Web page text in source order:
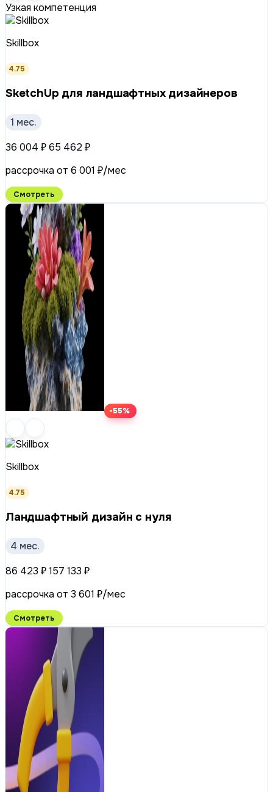
Узкая компетенция
Skillbox
4.75
SketchUp для ландшафтных дизайнеров
1 мес.
36 004 ₽65 462 ₽
рассрочка от 6 001 ₽/мес
Смотреть
-55%
Skillbox
4.75
Ландшафтный дизайн с нуля
4 мес.
86 423 ₽157 133 ₽
рассрочка от 3 601 ₽/мес
Смотреть